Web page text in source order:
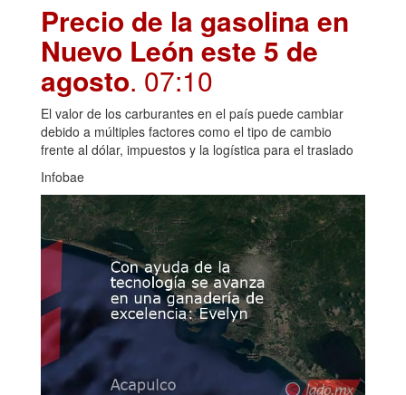
Precio de la gasolina en
Nuevo León este 5 de
agosto. 07:10
El valor de los carburantes en el país puede cambiar
debido a múltiples factores como el tipo de cambio
frente al dólar, impuestos y la logística para el traslado
Infobae